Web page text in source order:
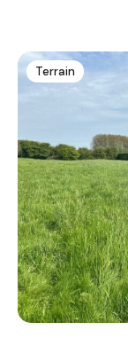
Terrain